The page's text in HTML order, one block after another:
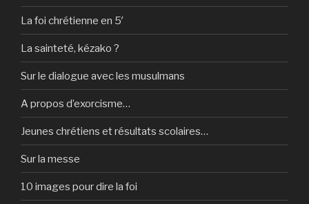
La foi chrétienne en 5′
La sainteté, kézako ?
Sur le dialogue avec les musulmans
A propos d’exorcisme…
Jeunes chrétiens et résultats scolaires…
Sur la messe
10 images pour dire la foi